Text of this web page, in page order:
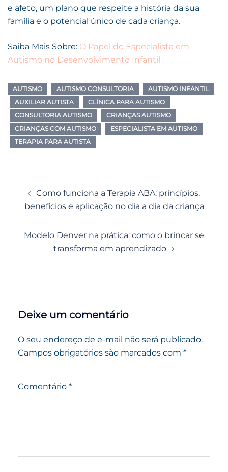
e afeto, um plano que respeite a história da sua
família e o potencial único de cada criança.
Saiba Mais Sobre: O Papel do Especialista em
Autismo no Desenvolvimento Infantil
AUTISMO AUTISMO CONSULTORIA
AUTISMO INFANTIL
AUXILIAR AUTISTA
CLÍNICA PARA AUTISMO
CONSULTORIA AUTISMO
CRIANÇAS AUTISMO
CRIANÇAS COM AUTISMO
ESPECIALISTA EM AUTISMO
TERAPIA PARA AUTISTA
posts
Como funciona a Terapia ABA: princípios,
benefícios e aplicação no dia a dia da criança
Modelo Denver na prática: como o brincar se
transforma em aprendizado
Deixe um comentário
O seu endereço de e-mail não será publicado.
Campos obrigatórios são marcados com *
Comentário *